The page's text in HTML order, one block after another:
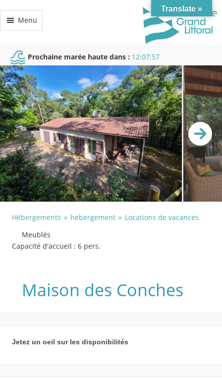
Menu
Prochaine marée haute dans : 12:07:56
Hébergements hebergement
Locations de vacances
Meublés
Capacité d'accueil : 6 pers.
Maison des Conches
Jetez un oeil sur les disponibilités
Translate »